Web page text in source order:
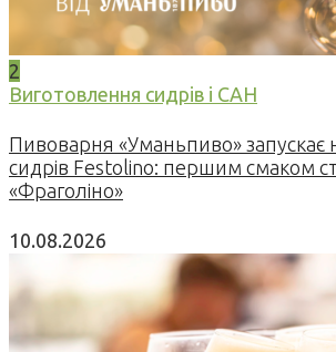
2
Виготовлення сидрів і САН
Пивоварня «Уманьпиво» запускає
сидрів Festolino: першим смаком
«Фраголіно»
10.08.2026